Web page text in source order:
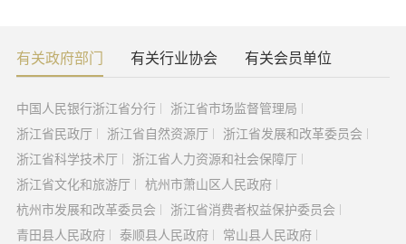
有关政府部门 有关行业协会 有关会员单位
中国人民银行浙江省分行
浙江省市场监督管理局
浙江省民政厅
浙江省自然资源厅
浙江省发展和改革委员会
浙江省科学技术厅
浙江省人力资源和社会保障厅
浙江省文化和旅游厅
杭州市萧山区人民政府
杭州市发展和改革委员会
浙江省消费者权益保护委员会
青田县人民政府
泰顺县人民政府 常山县人民政府